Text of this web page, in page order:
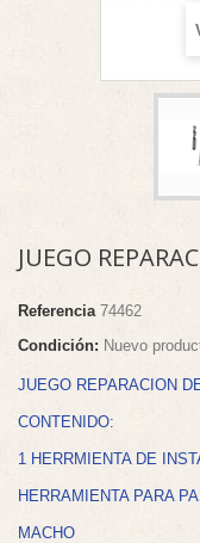
JUEGO
Referencia 74462
Condición: Nuevo
JUEGO REPARACION
CONTENIDO:
1 HERRMIENTA DE
HERRAMIENTA PARA
MACHO